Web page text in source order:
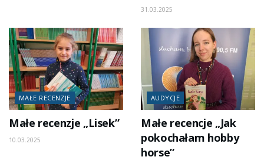
31.03.2025
MAŁE RECENZJE
Małe recenzje „Lisek”
10.03.2025
AUDYCJE
Małe recencje „Jak
pokochałam hobby
horse”